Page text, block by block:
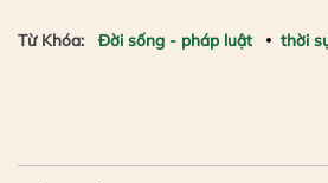
Từ Khóa: Đời sống - pháp luật thời